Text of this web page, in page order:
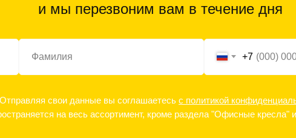
и мы перезвоним вам в течение дня
+7
Отправляя свои данные вы соглашаетесь с политикой
на весь ассортимент, кроме раздела "Офисные